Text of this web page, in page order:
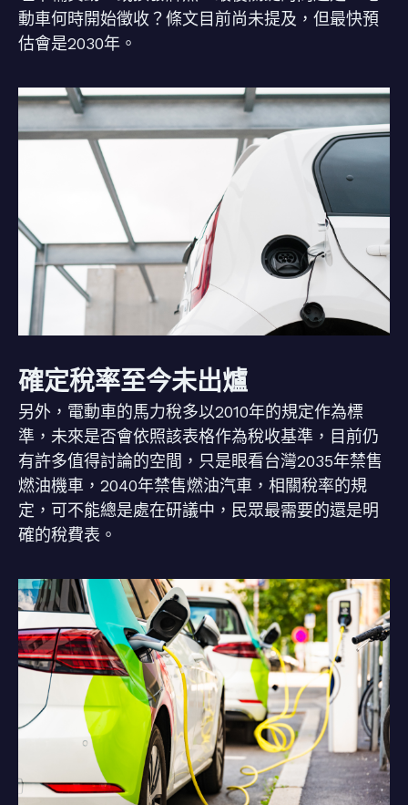
動車何時開始徵收？條文目前尚未提及，但最快預
估會是2030年。
確定稅率至今未出爐
另外，電動車的馬力稅多以2010年的規定作為標
準，未來是否會依照該表格作為稅收基準，目前仍
有許多值得討論的空間，只是眼看台灣2035年禁售
燃油機車，2040年禁售燃油汽車，相關稅率的規
定，可不能總是處在研議中，民眾最需要的還是明
確的稅費表。